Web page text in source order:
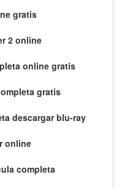
gratis
2 online
online gratis
gratis
descargar blu-ray
online
completa